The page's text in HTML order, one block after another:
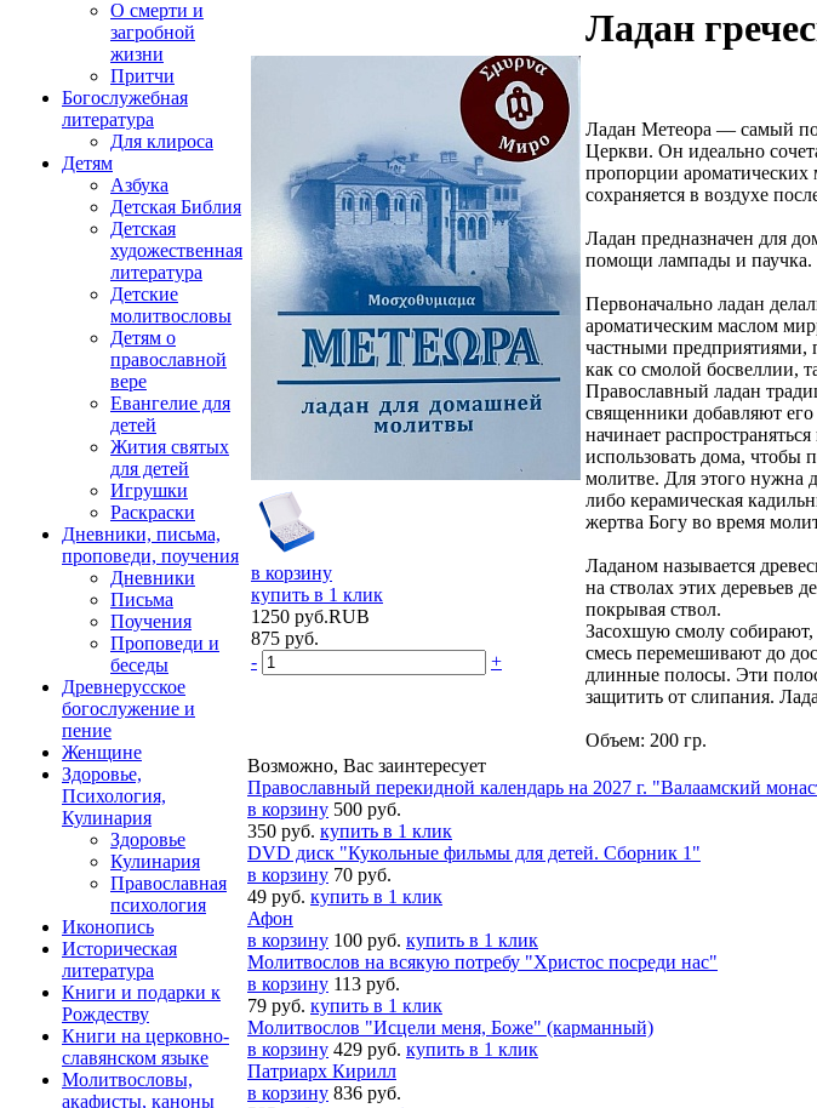
О смерти и
загробной
жизни
Притчи
Богослужебная
литература
Для клироса
Детям
Азбука
Детская Библия
Детская
художественная
литература
Детские
молитвословы
Детям о
православной
вере
Евангелие для
детей
Жития святых
для детей
Игрушки
Раскраски
Дневники, письма,
проповеди, поучения
Дневники
Письма
Поучения
Проповеди и
беседы
Древнерусское
богослужение и
пение
Женщине
Здоровье,
Психология,
Кулинария
Здоровье
Кулинария
Православная
психология
Иконопись
Историческая
литература
Книги и подарки к
Рождеству
Книги на церковно-
славянском языке
Молитвословы,
акафисты, каноны
в корзину
купить в 1 клик
1250 руб.RUB
875 руб.
-
+
Ладан
Ладан Метеора — самый
Церкви. Он идеально
пропорции ароматических
сохраняется в воздухе
Ладан предназначен для
помощи лампады и паучка.
Первоначально ладан
ароматическим маслом
частными предприятиями,
как со смолой босвеллии,
Православный ладан
священники добавляют
начинает
использовать дома, чтобы
молитве. Для этого нужна
либо керамическая
жертва Богу во время
Ладаном называется
на стволах этих деревьев
покрывая ствол.
Засохшую смолу собирают,
смесь перемешивают до
длинные полосы. Эти
защитить от слипания.
Объем: 200 гр.
Возможно, Вас заинтересует
Православный перекидной календарь на 2027 г. "Валаамский
в корзину 500 руб.
350 руб. купить в 1 клик
DVD диск "Кукольные фильмы для детей. Сборник 1"
в корзину 70 руб.
49 руб. купить в 1 клик
Афон
в корзину 100 руб. купить в 1 клик
Молитвослов на всякую потребу "Христос посреди нас"
в корзину 113 руб.
79 руб. купить в 1 клик
Молитвослов "Исцели меня, Боже" (карманный)
в корзину 429 руб. купить в 1 клик
Патриарх Кирилл
в корзину 836 руб.